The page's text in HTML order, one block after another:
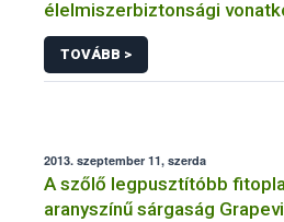
élelmiszerbiztonsági
TOVÁBB >
2013. szeptember 11, szerda
A szőlő legpusztítóbb
aranyszínű sárgaság